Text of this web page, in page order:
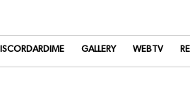
GALLERY WEBTV